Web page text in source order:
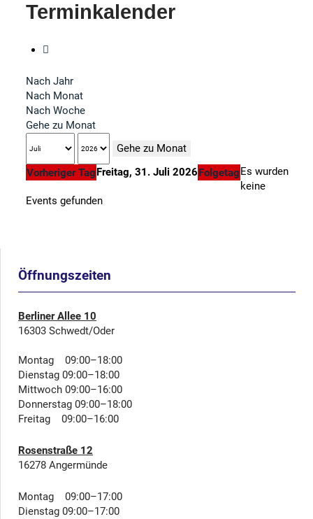
Terminkalender
Nach Jahr
Nach Monat
Nach Woche
Gehe zu Monat
Gehe zu Monat
Vorheriger TagFreitag, 31. Juli 2026FolgetagEs wurden
keine
Events gefunden
Öffnungszeiten
Berliner Allee 10
16303 Schwedt/Oder
Montag 09:00–18:00
Dienstag 09:00–18:00
Mittwoch 09:00–16:00
Donnerstag 09:00–18:00
Freitag 09:00–16:00
Rosenstraße 12
16278 Angermünde
Montag 09:00–17:00
Dienstag 09:00–17:00